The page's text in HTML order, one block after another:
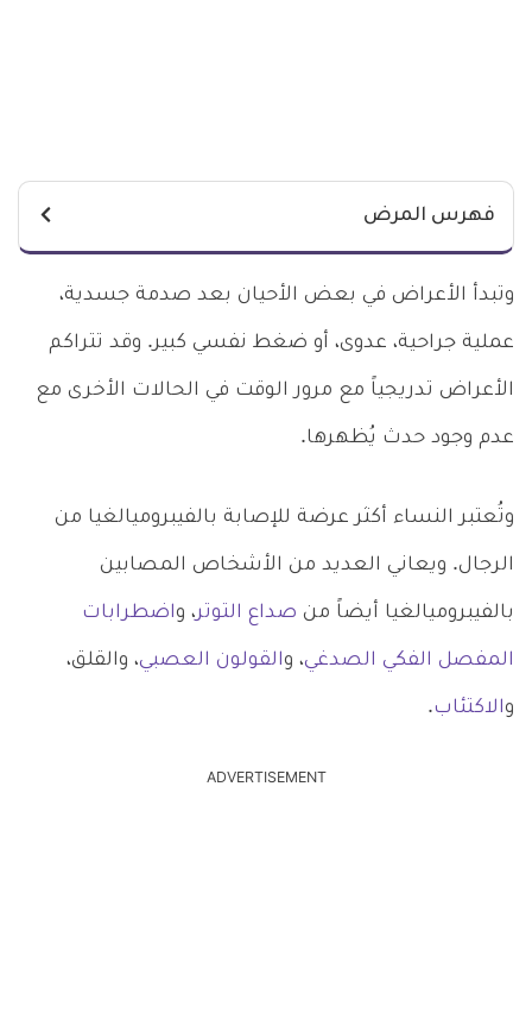
فهرس المرض
وتبدأ الأعراض في بعض الأحيان بعد صدمة جسدية،
عملية جراحية، عدوى، أو ضغط نفسي كبير. وقد تتراكم
الأعراض تدريجياً مع مرور الوقت في الحالات الأخرى مع
عدم وجود حدث يُظهرها.
وتُعتبر النساء أكثر عرضة للإصابة بالفيبروميالغيا من
الرجال. ويعاني العديد من الأشخاص المصابين
بالفيبروميالغيا أيضاً من صداع التوتر، واضطرابات
المفصل الفكي الصدغي، والقولون العصبي، والقلق،
والاكتئاب.
ADVERTISEMENT